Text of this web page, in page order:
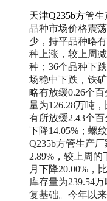
天津Q235b方管生
品种市场价格震
少，持平品种略
种上涨，较上周
种；36个品种下
场稳中下跌，铁
略有放缓0.26个
量为126.28万吨
有所放缓2.43个
下降14.05%；螺
Q235b方管生产
2.89%，较上周
月下降20.00%，
库存量为239.54万
复基础。今年以